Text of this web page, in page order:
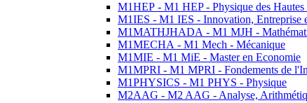
M1HEP - M1 HEP - Physique des Hautes
M1IES - M1 IES - Innovation, Entreprise
M1MATHJHADA - M1 MJH -
M1MECHA - M1 Mech - Mécanique
M1MIE - M1 MiE - Master en Economie
M1MPRI - M1 MPRI - Fondements de
M1PHYSICS - M1 PHYS - Physique
M2AAG - M2 AAG - Analyse,